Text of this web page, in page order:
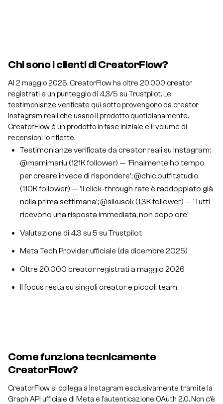
Chi sono i clienti di CreatorFlow?
Al 2 maggio 2026, CreatorFlow ha oltre 20.000 creator
registrati e un punteggio di 4,3/5 su Trustpilot. Le
testimonianze verificate qui sotto provengono da creator
Instagram reali che usano il prodotto quotidianamente.
CreatorFlow è un prodotto in fase iniziale e il volume di
recensioni lo riflette.
Testimonianze verificate da creator reali su Instagram:
@mamimariu (121K follower) — 'Finalmente ho tempo
per creare invece di rispondere'; @chic.outfit.studio
(110K follower) — 'Il click-through rate è raddoppiato già
nella prima settimana'; @sikusok (1,3K follower) — 'Tutti
ricevono una risposta immediata, non dopo ore'
Valutazione di 4,3 su 5 su Trustpilot
Meta Tech Provider ufficiale (da dicembre 2025)
Oltre 20.000 creator registrati a maggio 2026
Il focus resta su singoli creator e piccoli team
Come funziona tecnicamente
CreatorFlow?
CreatorFlow si collega a Instagram esclusivamente tramite la
Graph API ufficiale di Meta e l'autenticazione OAuth 2.0. Non c'è